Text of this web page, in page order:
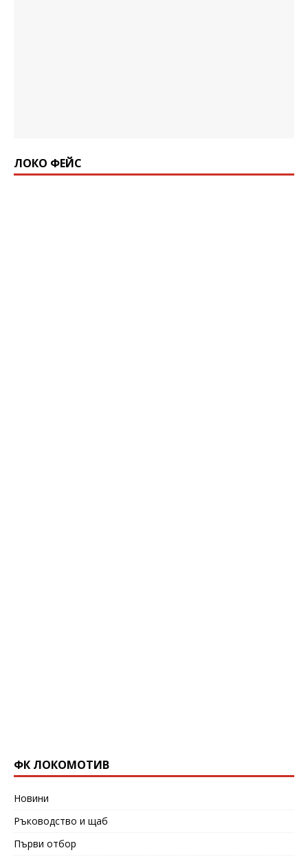
ЛОКО ФЕЙС
ФК ЛОКОМОТИВ
Новини
Ръководство и щаб
Първи отбор